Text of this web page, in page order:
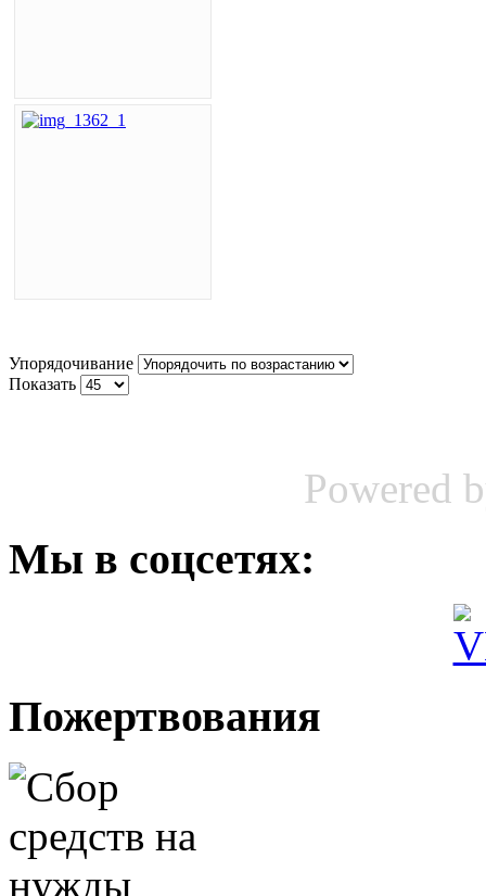
Упорядочивание
Показать
Powered
Мы в соцсетях:
Пожертвования